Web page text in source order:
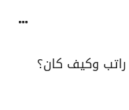
وكيف كان؟